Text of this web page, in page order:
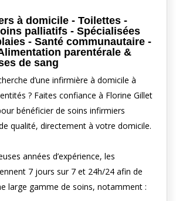
à domicile - Toilettes -
palliatifs - Spécialisées
- Santé communautaire -
parentérale &
de sang
d’une infirmière à domicile à
? Faites confiance à Florine Gillet
bénéficier de soins infirmiers
qualité, directement à votre domicile.
années d’expérience, les
7 jours sur 7 et 24h/24 afin de
large gamme de soins, notamment :